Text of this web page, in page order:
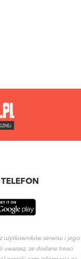
użytkowników serwisu i jego
uwazasz, ze dodane tresci